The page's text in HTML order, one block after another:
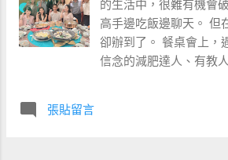
分享了自己對於這本書
喜歡的部分是「如何做
說，其實，我們可以透
1.自我肯定 2.設立界線
8.接受不完美 ​ 一但做
的生活中，很難有機會
高手邊吃飯邊聊天。 但
卻辦到了。 餐桌會上，
信念的減肥達人、有教
代、有藥廠業務老鳥、
張貼留言